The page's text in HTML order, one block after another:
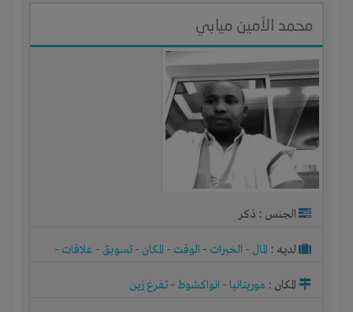
محمد الأمين ميابي
الجنس : ذكر
لديـه : المال - الخبرات - الوقت - المكان - تسويق - علاقات -
المكان : موريتانيا - انواكشوط- تفرغ زين